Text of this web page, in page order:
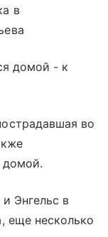
в
домой - к
во
домой.
Энгельс в
еще несколько